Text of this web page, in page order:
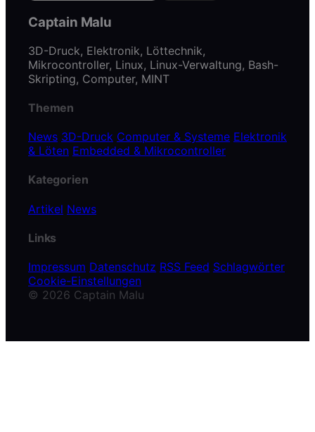
Captain Malu
3D-Druck, Elektronik, Löttechnik,
Mikrocontroller, Linux, Linux-Verwaltung, Bash-
Skripting, Computer, MINT
Themen
News 3D-Druck Computer & Systeme Elektronik
& Löten Embedded & Mikrocontroller
Kategorien
Artikel News
Links
Impressum Datenschutz RSS Feed Schlagwörter
Cookie-Einstellungen
© 2026 Captain Malu